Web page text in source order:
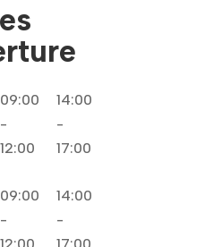
09:00
-
12:00
14:00
-
17:00
09:00
-
14:00
-